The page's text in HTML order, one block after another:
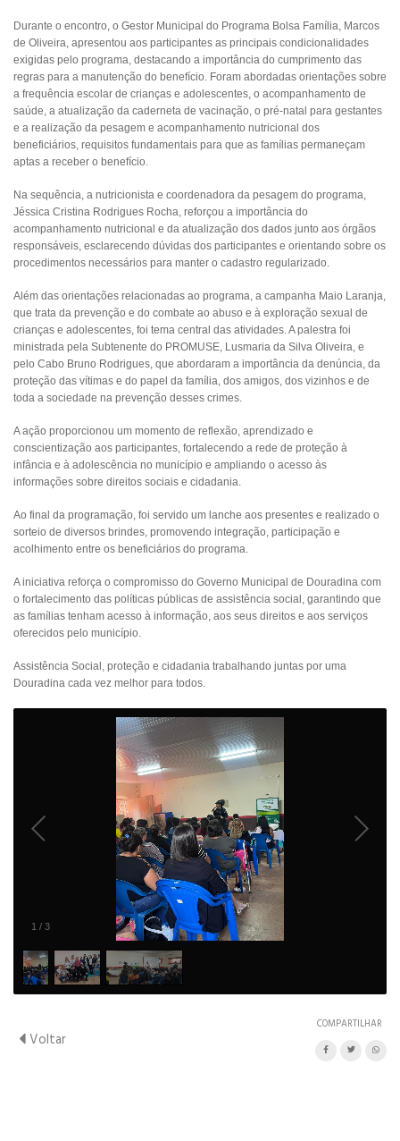
Durante o encontro, o Gestor Municipal do Programa Bolsa Família, Marcos
de Oliveira, apresentou aos participantes as principais condicionalidades
exigidas pelo programa, destacando a importância do cumprimento das
regras para a manutenção do benefício. Foram abordadas orientações sobre
a frequência escolar de crianças e adolescentes, o acompanhamento de
saúde, a atualização da caderneta de vacinação, o pré-natal para gestantes
e a realização da pesagem e acompanhamento nutricional dos
beneficiários, requisitos fundamentais para que as famílias permaneçam
aptas a receber o benefício.
Na sequência, a nutricionista e coordenadora da pesagem do programa,
Jéssica Cristina Rodrigues Rocha, reforçou a importância do
acompanhamento nutricional e da atualização dos dados junto aos órgãos
responsáveis, esclarecendo dúvidas dos participantes e orientando sobre os
procedimentos necessários para manter o cadastro regularizado.
Além das orientações relacionadas ao programa, a campanha Maio Laranja,
que trata da prevenção e do combate ao abuso e à exploração sexual de
crianças e adolescentes, foi tema central das atividades. A palestra foi
ministrada pela Subtenente do PROMUSE, Lusmaria da Silva Oliveira, e
pelo Cabo Bruno Rodrigues, que abordaram a importância da denúncia, da
proteção das vítimas e do papel da família, dos amigos, dos vizinhos e de
toda a sociedade na prevenção desses crimes.
A ação proporcionou um momento de reflexão, aprendizado e
conscientização aos participantes, fortalecendo a rede de proteção à
infância e à adolescência no município e ampliando o acesso às
informações sobre direitos sociais e cidadania.
Ao final da programação, foi servido um lanche aos presentes e realizado o
sorteio de diversos brindes, promovendo integração, participação e
acolhimento entre os beneficiários do programa.
A iniciativa reforça o compromisso do Governo Municipal de Douradina com
o fortalecimento das políticas públicas de assistência social, garantindo que
as famílias tenham acesso à informação, aos seus direitos e aos serviços
oferecidos pelo município.
Assistência Social, proteção e cidadania trabalhando juntas por uma
Douradina cada vez melhor para todos.
1 / 3
Voltar
COMPARTILHAR